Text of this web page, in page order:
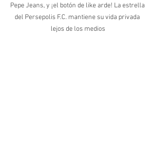
Pepe Jeans, y ¡el botón de like arde! La estrella
del Persepolis F.C. mantiene su vida privada
lejos de los medios